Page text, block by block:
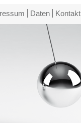
Daten Kontakt